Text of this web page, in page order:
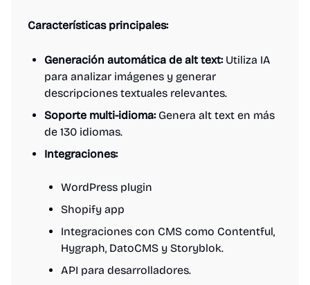
Características principales:
Generación automática de alt text:Utiliza IA
para analizar imágenes y generar
descripciones textuales relevantes.
Soporte multi-idioma:Genera alt text en más
de 130 idiomas.
Integraciones:
WordPress plugin
Shopify app
Integraciones con CMS como Contentful,
Hygraph, DatoCMS y Storyblok.
API para desarrolladores.